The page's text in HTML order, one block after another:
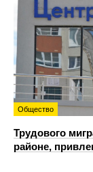
Общество
Трудового
районе,